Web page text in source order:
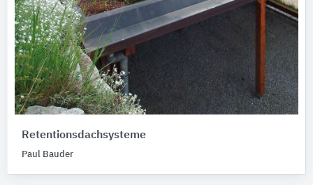
Retentionsdachsysteme
Paul Bauder